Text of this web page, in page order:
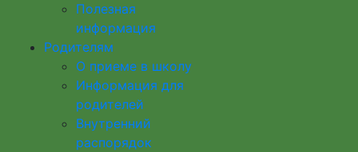
Полезная
информация
Родителям
О приеме в школу
Информация для
родителей
Внутренний
распорядок